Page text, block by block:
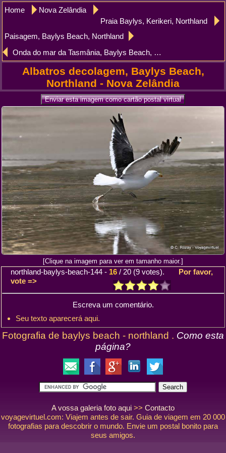
Home
Nova Zelândia
Praia Baylys, Kerikeri, Northland
Paisagem, Baylys Beach, Northland
Onda do mar da Tasmânia, Baylys Beach, Northland
Albatros decolagem, Baylys Beach,
Northland - Nova Zelândia
[Clique na imagem para ver em tamanho maior.]
northland-baylys-beach-144 - 16 / 20 (9 votes).
Por favor,
vote =>
Escreva um comentário.
Seu texto aparecerá aqui.
Fotografia de baylys beach - northland . Como esta
página?
A vossa galeria foto aqui >> Contacto
voyagevirtuel.com: Viajem antes de sair. Guia de viagem em 20 000
fotografias para descobrir o mundo. Envie um postal bonito para
seus amigos.